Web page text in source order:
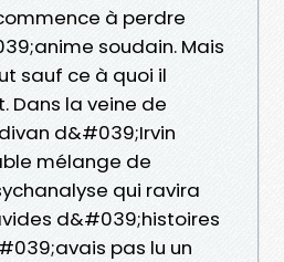
à perdre
soudain. Mais
sauf ce à quoi il
la veine de
d&#039;Irvin
mélange de
qui ravira
d&#039;histoires
pas lu un